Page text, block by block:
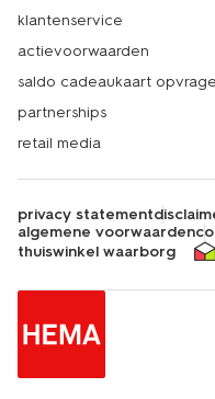
klantenservice
actievoorwaarden
saldo cadeaukaart
partnerships
retail media
privacy statement
algemene voorwaarden
thuiswinkel waarborg